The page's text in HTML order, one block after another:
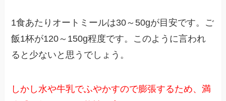
1食あたりオートミールは30～50gが目安です。ご
飯1杯が120～150g程度です。このように言われ
ると少ないと思うでしょう。
しかし水や牛乳でふやかすので膨張するため、満